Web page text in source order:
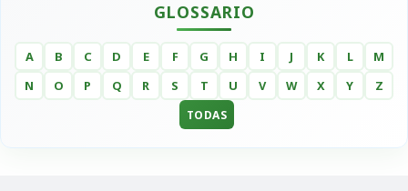
GLOSSARIO
A B C D E F G H I J K L
M
N
O P Q R S T U V W X Y Z
TODAS